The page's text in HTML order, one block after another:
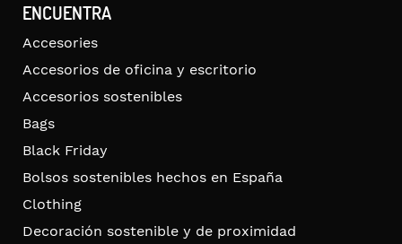
ENCUENTRA
Accesories
Accesorios de oficina y escritorio
Accesorios sostenibles
Bags
Black Friday
Bolsos sostenibles hechos en España
Clothing
Decoración sostenible y de proximidad